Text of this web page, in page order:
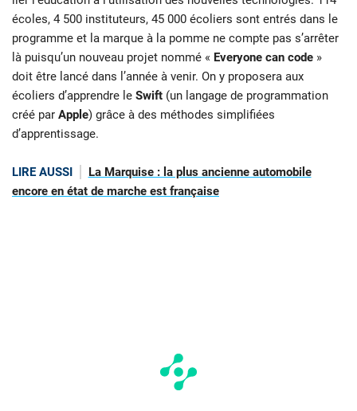
écoles, 4 500 instituteurs, 45 000 écoliers sont entrés dans le
programme et la marque à la pomme ne compte pas s’arrêter
là puisqu’un nouveau projet nommé « Everyone can code »
doit être lancé dans l’année à venir. On y proposera aux
écoliers d’apprendre le Swift (un langage de programmation
créé par Apple) grâce à des méthodes simplifiées
d’apprentissage.
LIRE AUSSI
La Marquise : la plus ancienne automobile
encore en état de marche est française